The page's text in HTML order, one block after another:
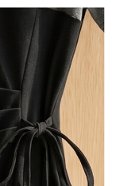
戶狀況，依本公司即
本公司將視審查結果
現惡意使用之情形，
採取法律行動。